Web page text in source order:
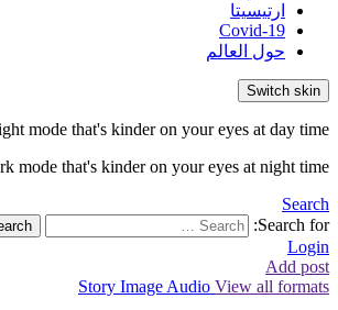
ارتيسيتا
Covid-19
حول العالم
Switch skin
mode that's kinder on your eyes at day time.
mode that's kinder on your eyes at night time.
Search
Search for:
Login
Add post
Story Image Audio View all formats